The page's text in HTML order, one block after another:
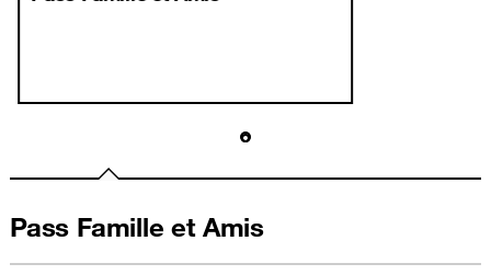
Pass Famille et Amis